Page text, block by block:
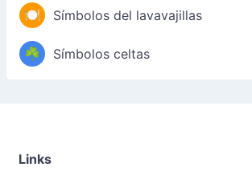
🍽️ Símbolos del lavavajillas
☘️ Símbolos celtas
Links